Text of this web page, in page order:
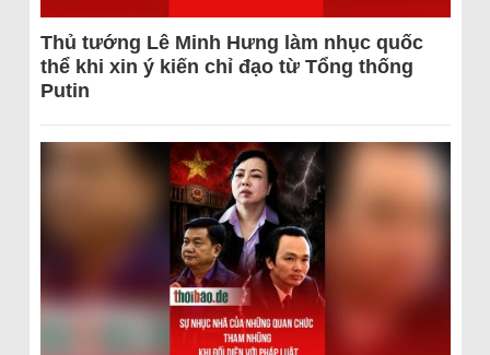
Thủ tướng Lê Minh Hưng làm nhục quốc
thể khi xin ý kiến chỉ đạo từ Tổng thống
Putin